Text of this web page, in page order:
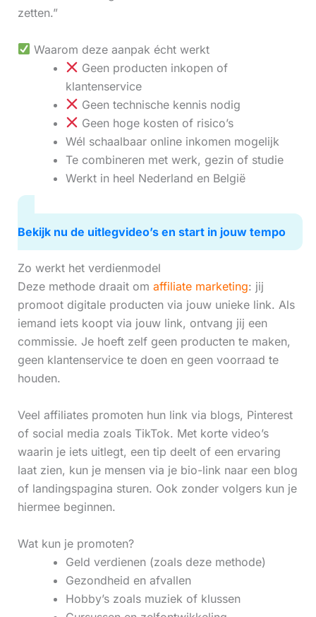
zetten.”
Waarom deze aanpak écht werkt
Geen producten inkopen of
klantenservice
Geen technische kennis nodig
Geen hoge kosten of risico’s
Wél schaalbaar online inkomen mogelijk
Te combineren met werk, gezin of studie
Werkt in heel Nederland en België
Bekijk nu de uitlegvideo’s en start in jouw tempo
Zo werkt het verdienmodel
Deze methode draait om affiliate marketing: jij
promoot digitale producten via jouw unieke link. Als
iemand iets koopt via jouw link, ontvang jij een
commissie. Je hoeft zelf geen producten te maken,
geen klantenservice te doen en geen voorraad te
houden.
Veel affiliates promoten hun link via blogs, Pinterest
of social media zoals TikTok. Met korte video’s
waarin je iets uitlegt, een tip deelt of een ervaring
laat zien, kun je mensen via je bio-link naar een blog
of landingspagina sturen. Ook zonder volgers kun je
hiermee beginnen.
Wat kun je promoten?
Geld verdienen (zoals deze methode)
Gezondheid en afvallen
Hobby’s zoals muziek of klussen